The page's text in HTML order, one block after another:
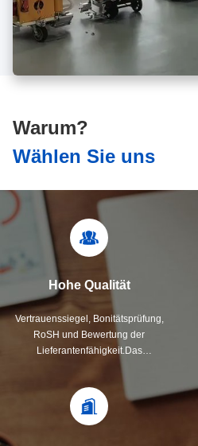
Warum?
Wählen Sie uns
Hohe Qualität
Vertrauenssiegel, Bonitätsprüfung,
RoSH und Bewertung der
Lieferantenfähigkeit.Das
und ein professionelles Testlabor.